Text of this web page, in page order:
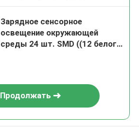
Зарядное сенсорное
освещение окружающей
среды 24 шт. SMD ((12 белого
Продолжать